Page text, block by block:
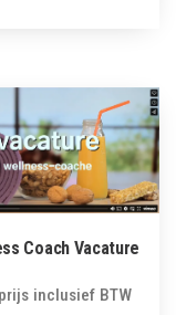
Coach Vacature
inclusief BTW